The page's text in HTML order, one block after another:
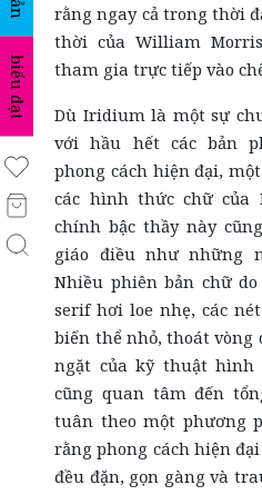
biểu đạt
rằng ngay cả trong thời
thời của William
tham gia trực tiếp vào
Dù Iridium là một sự
với hầu hết các bản
phong cách hiện đại,
các hình thức chữ của
chính bậc thầy này
giáo điều như những
Nhiều phiên bản chữ
serifhơi loe nhẹ, các
biến thể nhỏ, thoát vòng
ngặt của kỹ thuật hình
cũng quan tâm đến
tuân theo một phương
rằng phong cách hiện
đều đặn, gọn gàng và